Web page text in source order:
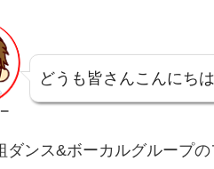
どうも皆さんこんにち
ダンス&ボーカルグループ